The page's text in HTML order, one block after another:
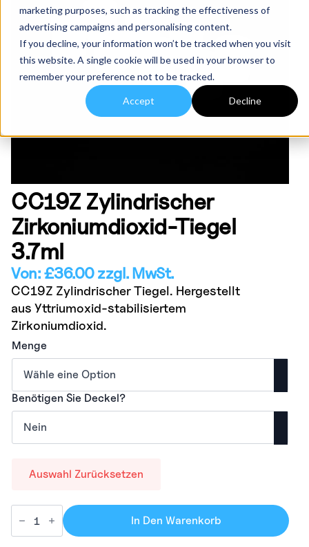
marketing purposes, such as tracking the effectiveness of
advertising campaigns and personalising content.
If you decline, your information won’t be tracked when you visit
this website. A single cookie will be used in your browser to
remember your preference not to be tracked.
Accept Decline
CC19Z Zylindrischer
Zirkoniumdioxid-Tiegel
3.7ml
Von:£36.00zzgl. MwSt.
CC19Z Zylindrischer Tiegel. Hergestellt
aus Yttriumoxid-stabilisiertem
Zirkoniumdioxid.
Menge
Benötigen Sie Deckel?
Auswahl Zurücksetzen
In Den Warenkorb